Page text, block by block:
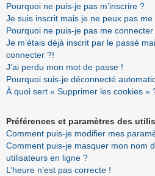
Pourquoi ne puis-je pas m’inscrire ?
Je suis inscrit mais je ne peux pas me
Pourquoi ne puis-je pas me connecter
Je m’étais déjà inscrit par le passé
connecter ?!
J’ai perdu mon mot de passe !
Pourquoi suis-je déconnecté
À quoi sert « Supprimer les cookies »
Préférences et paramètres des
Comment puis-je modifier mes
Comment puis-je masquer mon nom
utilisateurs en ligne ?
L’heure n’est pas correcte !